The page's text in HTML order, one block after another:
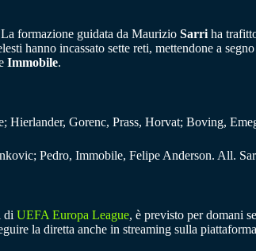
formazione guidata da Maurizio Sarri ha
hanno incassato sette reti, mettendone a
Immobile.
Hierlander, Gorenc, Prass, Horvat; Boving,
Pedro, Immobile, Felipe Anderson. All.
di UEFA Europa League, è previsto per domani
la diretta anche in streaming sulla